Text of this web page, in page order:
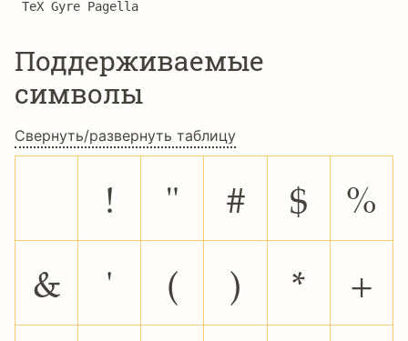
TeX Gyre Pagella
Поддерживаемые
символы
Свернуть/развернуть таблицу
! " # $
%
&
' ( ) *
+